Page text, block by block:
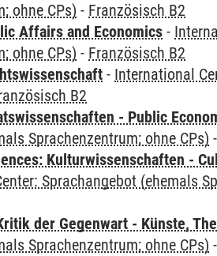
ohne CPs) - Französisch B2
Affairs and Economics -
ohne CPs) - Französisch B2
- International
B2
- Public
Sprachenzentrum; ohne CPs) -
Kulturwissenschaften -
Sprachangebot (ehemals
der Gegenwart - Künste,
Sprachenzentrum; ohne CPs) -